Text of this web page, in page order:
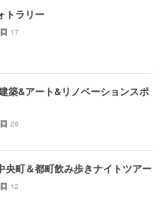
トラリー
17
築&アート&リノベーションスポ
26
央町＆都町飲み歩きナイトツアー
12